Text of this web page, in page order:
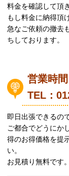
料金を確認して頂
もし料金に納得頂
急なご依頼の撤去
ちしております。
営業時
TEL：
即日出張できるの
ご都合でどうにか
得のお得価格を提
い。
お見積り無料です。